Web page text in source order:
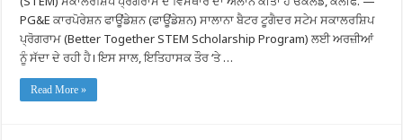
ਵਾਲੇ
ਸਥਾਨਕ
ਨੂੰ
$10,000
ਤੱਕ
PG&E ਕਾਰਪੋਰੇਸ਼ਨ ਫਾਊਂਡੇਸ਼ਨ (ਫਾਊਂਡੇਸ਼ਨ) ਸਾਲਾਨਾ ਬੈਟਰ ਟੂਗੈਦਰ ਸਟੇਮ ਸਕਾਲਰਸ਼ਿਪ
ਪ੍ਰੋਗਰਾਮ (Better Together STEM Scholarship Program) ਲਈ ਅਰਜ਼ੀਆਂ
ਨੂੰ ਸੱਦਾ ਦੇ ਰਹੀ ਹੈ। ਇਸ ਸਾਲ, ਇਤਿਹਾਸਕ ਤੌਰ ‘ਤੇ …
Read More »